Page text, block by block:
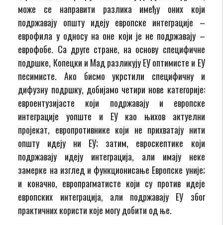
може се направити разлика имеђу оних који
подржавају општу идеју европске интеграције –
еврофила у односу на оне који је не подржавају –
еврофобе. Са друге стране, на основу специфичне
подршке, Копецки и Мад разликују ЕУ оптимистe и ЕУ
песимисте. Ако бисмо укрстили специфичну и
дифузну подршку, добијамо четири нове категорије:
евроентузијасте који подржавају и европске
интеграције уопште и ЕУ као њихов актуелни
пројекат, европротивнике који не прихватају нити
општу идеју ни ЕУ; затим, евроскептике који
подржавају идеју интеграција, али имају неке
замерке на изглед и функционисање Европске уније;
и коначно, европрагматисте који су против идеје
европских интеграција, али подржавају ЕУ због
практичних користи које могу добити од ње.